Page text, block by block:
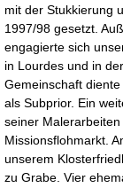
mit der Stukkierung
1997/98 gesetzt.
engagierte sich
in Lourdes und in
Gemeinschaft
als Subprior. Ein
seiner
Missionsflohmarkt.
unserem
zu Grabe. Vier